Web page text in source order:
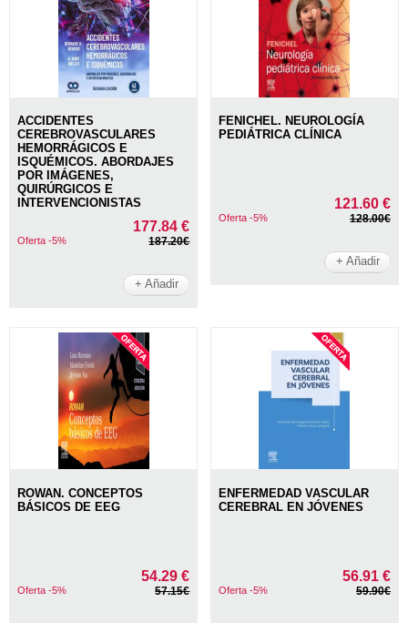
ACCIDENTES
CEREBROVASCULARES
HEMORRÁGICOS E
ISQUÉMICOS. ABORDAJES
POR IMÁGENES,
QUIRÚRGICOS E
INTERVENCIONISTAS
177.84 €
Oferta -5% 187.20€
+ Añadir
FENICHEL. NEUROLOGÍA
PEDIÁTRICA CLÍNICA
121.60 €
Oferta -5% 128.00€
+ Añadir
ROWAN. CONCEPTOS
BÁSICOS DE EEG
54.29 €
Oferta -5% 57.15€
ENFERMEDAD VASCULAR
CEREBRAL EN JÓVENES
56.91 €
Oferta -5% 59.90€